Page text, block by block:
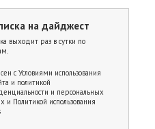
на дайджест
выходит раз в сутки по
с Условиями использования
и политикой
и персональных
и Политикой использования